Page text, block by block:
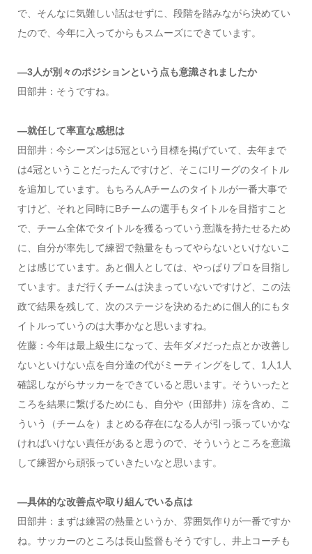
で、そんなに気難しい話はせずに、段階を踏みながら決めてい
たので、今年に入ってからもスムーズにできています。
―3人が別々のポジションという点も意識されましたか
田部井：そうですね。
―就任して率直な感想は
田部井：今シーズンは5冠という目標を掲げていて、去年まで
は4冠ということだったんですけど、そこにIリーグのタイトル
を追加しています。もちろんAチームのタイトルが一番大事で
すけど、それと同時にBチームの選手もタイトルを目指すこと
で、チーム全体でタイトルを獲るっていう意識を持たせるため
に、自分が率先して練習で熱量をもってやらないといけないこ
とは感じています。あと個人としては、やっぱりプロを目指し
ています。まだ行くチームは決まっていないですけど、この法
政で結果を残して、次のステージを決めるために個人的にもタ
イトルっていうのは大事かなと思いますね。
佐藤：今年は最上級生になって、去年ダメだった点とか改善し
ないといけない点を自分達の代がミーティングをして、1人1人
確認しながらサッカーをできていると思います。そういったと
ころを結果に繋げるためにも、自分や（田部井）涼を含め、こ
ういう（チームを）まとめる存在になる人が引っ張っていかな
ければいけない責任があると思うので、そういうところを意識
して練習から頑張っていきたいなと思います。
―具体的な改善点や取り組んでいる点は
田部井：まずは練習の熱量というか、雰囲気作りが一番ですか
ね。サッカーのところは長山監督もそうですし、井上コーチも